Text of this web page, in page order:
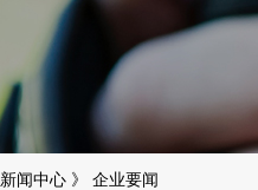
新闻中心 》 企业要闻